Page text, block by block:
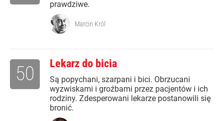
prawdziwe.
Marcin Król
Lekarz do bicia
Są popychani, szarpani i bici. Obrzucani
wyzwiskami i groźbami przez pacjentów i ich
rodziny. Zdesperowani lekarze postanowili się
bronić.
50